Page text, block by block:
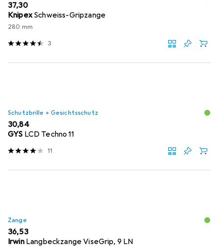
EUR
37,30
Knipex Schweiss-Gripzange
280 mm
3
Schutzbrille + Gesichtsschutz
EUR
30,84
GYS LCD Techno 11
11
Zange
EUR
36,53
Irwin Langbeckzange ViseGrip, 9 LN